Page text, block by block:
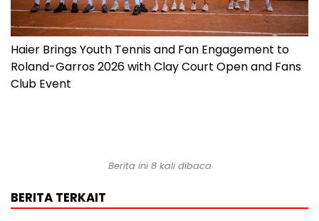
Haier Brings Youth Tennis and Fan Engagement to
Roland-Garros 2026 with Clay Court Open and Fans
Club Event
Berita ini 8 kali dibaca
BERITA TERKAIT